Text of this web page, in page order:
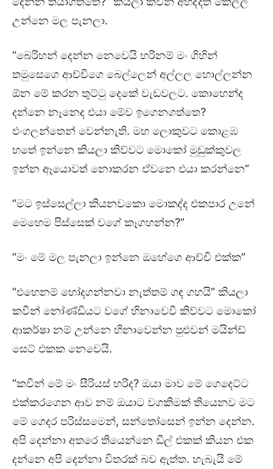
උන්නෙ මල පැනලා.
“බෙරිහන් දෙන්න නෙවෙයි හරිනම් මං ගිහින්
තමුසෙගෙ ආච්චිගෙ බෙල්ලෙන් අල්ලල හොල්ලන්න
ඕන මේ කරන තුට්ටු දෙකේ වැඩවලට. කොහෙන්ද
දන්නෙ නෑනෙද එයා මේව ඉගෙනගත්තෙ?
එංගලන්තෙන් වෙන්නැති. මහ ලොකුවට කොළඹ
හතේ ඉන්නෙ කියලා කිව්වට මොකෝ මුඩුක්කුවල
ඉන්න ඈයොවත් නොකරන ඒවනෙ එයා කරන්නෙ”
“මට ඉස්සෙල්ලා කියනවකො මොකද්ද එකපාර උනේ
මෙහෙම පිස්සෙක් වගේ කෑගහන්න?”
“මං මේ මල පැනලා ඉන්නෙ ඔහේගෙ ආච්චි එක්ක”
“එහෙනම් හෝදගන්නවා නැත්තම් ගඳ ගහයි” කියලා
කවීන් නෝණ්ඩියට වගේ හිනාවෙවී කිව්වට මොකෝ
ආකර්ෂා නම් උන්නෙ හිනාවෙන්න පුළුවන් මයින්ඩ්
සෙට් එකක නෙවෙයි.
“කවීන් මේ මං සීරියස් හරිද? ඔයා මාව මේ ගෙදෙට්ට
එක්කරගෙන ආව නම් ඔයාට වගකිමක් තියෙනව මට
මේ ගෙදර පරිස්සමෙන්, සන්තෝසෙන් ඉන්න දෙන්න.
අපි දෙන්නා අතරෙ තියෙන්නෙ ඩීල් එකක් කියන එක
දන්නෙ අපි දෙන්නා විතරක් බව ඇත්ත. හැබැයි මේ